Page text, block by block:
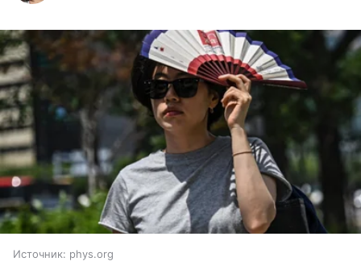
Источник: phys.org